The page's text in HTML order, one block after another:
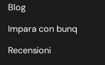
Blog
Impara con bunq
Recensioni